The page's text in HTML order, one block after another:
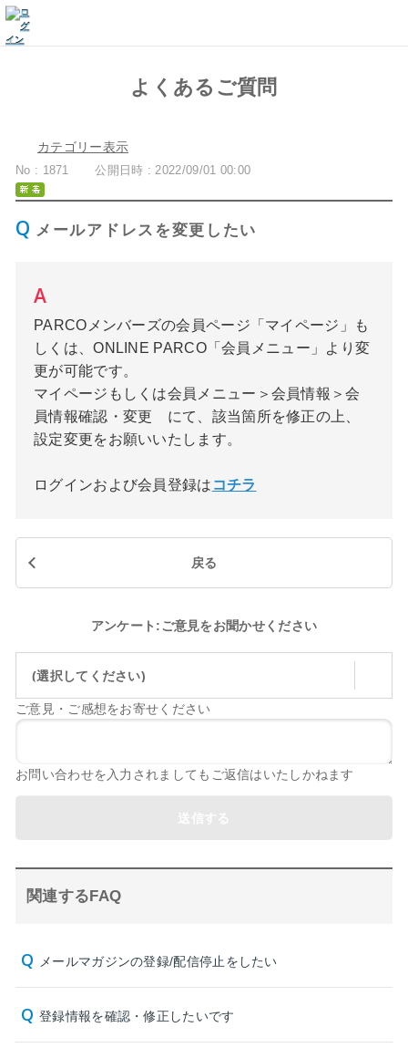
よくあるご質問
カテゴリー表示
No : 1871 公開日時 : 2022/09/01 00:00
メールアドレスを変更したい
PARCOメンバーズの会員ページ「マイページ」も
しくは、ONLINE PARCO「会員メニュー」より変
更が可能です。
マイページもしくは会員メニュー＞会員情報＞会
員情報確認・変更 にて、該当箇所を修正の上、
設定変更をお願いいたします。
ログインおよび会員登録は コチラ
戻る
アンケート:ご意見をお聞かせください
(選択してください)
ご意見・ご感想をお寄せください
お問い合わせを入力されましてもご返信はいたしかねます
関連するFAQ
メールマガジンの登録/配信停止をしたい
登録情報を確認・修正したいです